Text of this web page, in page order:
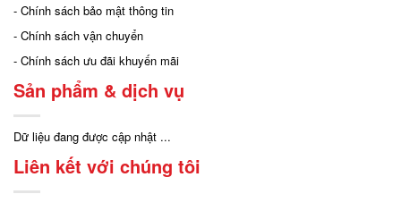
- Chính sách bảo mật thông tin
- Chính sách vận chuyển
- Chính sách ưu đãi khuyến mãi
Sản phẩm & dịch vụ
Dữ liệu đang được cập nhật ...
Liên kết với chúng tôi